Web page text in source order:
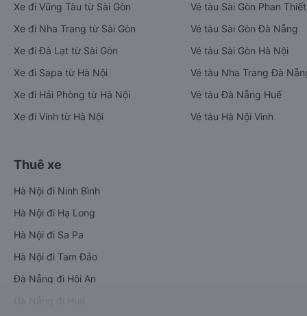
Xe đi Vũng Tàu từ Sài Gòn
Xe đi Nha Trang từ Sài Gòn
Xe đi Đà Lạt từ Sài Gòn
Xe đi Sapa từ Hà Nội
Xe đi Hải Phòng từ Hà Nội
Xe đi Vinh từ Hà Nội
Vé tàu Sài Gòn Phan Thiết
Vé tàu Sài Gòn Đà Nẵng
Vé tàu Sài Gòn Hà Nội
Vé tàu Nha Trang Đà
Vé tàu Đà Nẵng Huế
Vé tàu Hà Nội Vinh
Thuê xe
Hà Nội đi Ninh Bình
Hà Nội đi Hạ Long
Hà Nội đi Sa Pa
Hà Nội đi Tam Đảo
Đà Nẵng đi Hội An